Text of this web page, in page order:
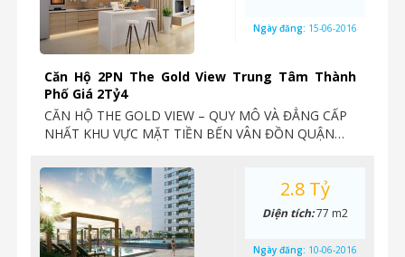
Căn Hộ 2PN The Gold View Trung Tâm Thành
Phố Giá 2Tỷ4
CĂN HỘ THE GOLD VIEW – QUY MÔ VÀ ĐẲNG CẤP
NHẤT KHU VỰC MẶT TIỀN BẾN VÂN ĐỒN QUẬN…
Ngày đăng: 15-06-2016
2.8 Tỷ
Diện tích:77 m2
Ngày đăng: 10-06-2016